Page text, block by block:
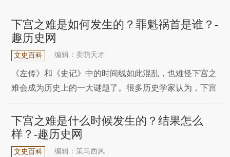
东吴三个主要政权。那么下面趣历史小编就为大家带来关
于司马家篡魏时，曾经人才辈出的曹魏宗室，曹家夏侯家
的人去哪了的详细介绍，一起来看看吧!事实上，司马家
篡魏时，曾经人才辈出的曹魏宗室，曹家、夏
下宫之难是如何发生的？罪魁祸首是谁？-
趣历史网
文史百科 编辑：卖萌天才
《左传》和《史记》中的时间线如此混乱，也难怪下宫之
难会成为历史上的一大谜题了。很多历史学家认为，下宫
之难根本就不存在，赵氏没有被灭过族，因为一般认为，
公元前588年的时候，赵括、赵同和赵旃还做过十二卿，
就像我前面写得那样。然而，事实到底如何呢?历史讲究
的是准确、公正，而我特别喜欢主观臆断，可能有人会
下宫之难是什么时候发生的？结果怎么
样？-趣历史网
文史百科 编辑：策马西风